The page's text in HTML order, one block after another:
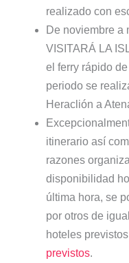
realizado con
De noviembre a
VISITARÁ LA
el ferry rápido
periodo se
Heraclión a
itinerario así
razones
disponibilidad
última hora, se
por otros de
hoteles
previstos.